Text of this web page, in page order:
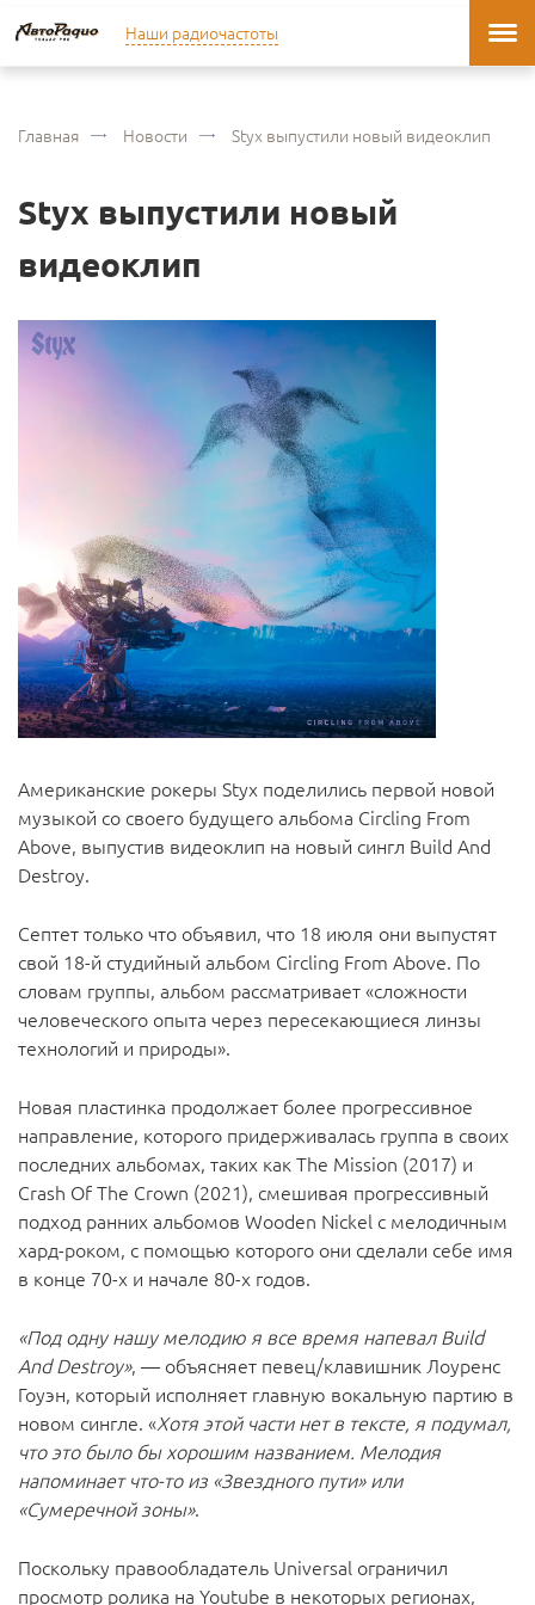
Наши радиочастоты
Главная Новости Styx выпустили новый видеоклип
Styx выпустили новый
видеоклип
Американские рокеры Styx поделились первой новой
музыкой со своего будущего альбома Circling From
Above, выпустив видеоклип на новый сингл Build And
Destroy.
Септет только что объявил, что 18 июля они выпустят
свой 18-й студийный альбом Circling From Above. По
словам группы, альбом рассматривает «сложности
человеческого опыта через пересекающиеся линзы
технологий и природы».
Новая пластинка продолжает более прогрессивное
направление, которого придерживалась группа в своих
последних альбомах, таких как The Mission (2017) и
Crash Of The Crown (2021), смешивая прогрессивный
подход ранних альбомов Wooden Nickel с мелодичным
хард-роком, с помощью которого они сделали себе имя
в конце 70-х и начале 80-х годов.
«Под одну нашу мелодию я все время напевал Build
And Destroy», — объясняет певец/клавишник Лоуренс
Гоуэн, который исполняет главную вокальную партию в
новом сингле. «Хотя этой части нет в тексте, я подумал,
что это было бы хорошим названием. Мелодия
напоминает что-то из «Звездного пути» или
«Сумеречной зоны».
Поскольку правообладатель Universal ограничил
просмотр ролика на Youtube в некоторых регионах,